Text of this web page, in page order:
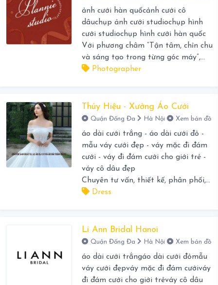
ảnh cưới hàn quốcảnh cưới cô
dâuchụp ảnh cưới studiochụp hình
cưới studiochụp hình cưới hàn quốc
Với phương châm “Tận tâm, chỉn chu
và sáng tạo trong từng góc máy”,...
Photographer
Thúy Hiệu - Xưởng Áo Cưới
Quận Đống Đa Hà Nội Xem bản đồ
áo dài cưới trắng - áo dài cưới đỏ -
mẫu váy cưới đẹp - váy mặc đi đám
cưới - váy đi đám cưới cho giới trẻ -
váy cô dâu đẹp
Chuyên tư vấn, thiết kế, phân phối,...
Dress
Li Ann Bridal Hanoi
Quận Đống Đa Hà Nội Xem bản đồ
áo dài cưới trắngáo dài cưới đỏmẫu
váy cưới đẹpváy mặc đi đám cướiváy
đi đám cưới cho giới trẻváy cô dâu